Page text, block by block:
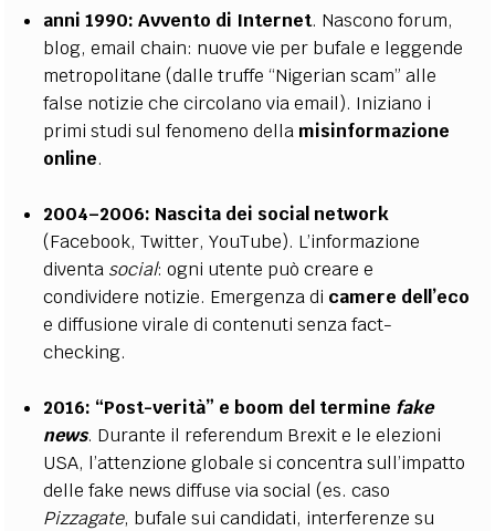
anni 1990: Avvento di Internet. Nascono forum,
blog, email chain: nuove vie per bufale e leggende
metropolitane (dalle truffe “Nigerian scam” alle
false notizie che circolano via email). Iniziano i
primi studi sul fenomeno della misinformazione
online.
2004–2006: Nascita dei social network
(Facebook, Twitter, YouTube). L’informazione
diventa social: ogni utente può creare e
condividere notizie. Emergenza di camere dell’eco
e diffusione virale di contenuti senza fact-
checking.
2016: “Post-verità” e boom del termine fake
news. Durante il referendum Brexit e le elezioni
USA, l’attenzione globale si concentra sull’impatto
delle fake news diffuse via social (es. caso
Pizzagate, bufale sui candidati, interferenze su